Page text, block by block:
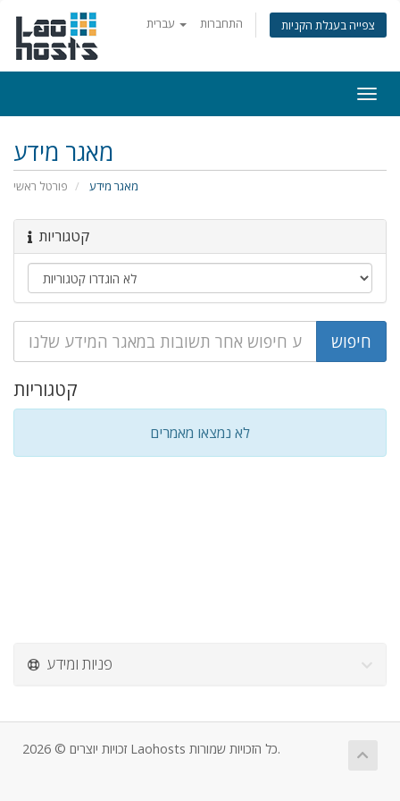
התחברות צפייה בעגלת הקניות
מאגר מידע
פורטל ראשי מאגר מידע
קטגוריות
קטגוריות
לא נמצאו מאמרים
פניות ומידע
זכויות יוצרים © 2026 Laohosts כל הזכויות שמורות.